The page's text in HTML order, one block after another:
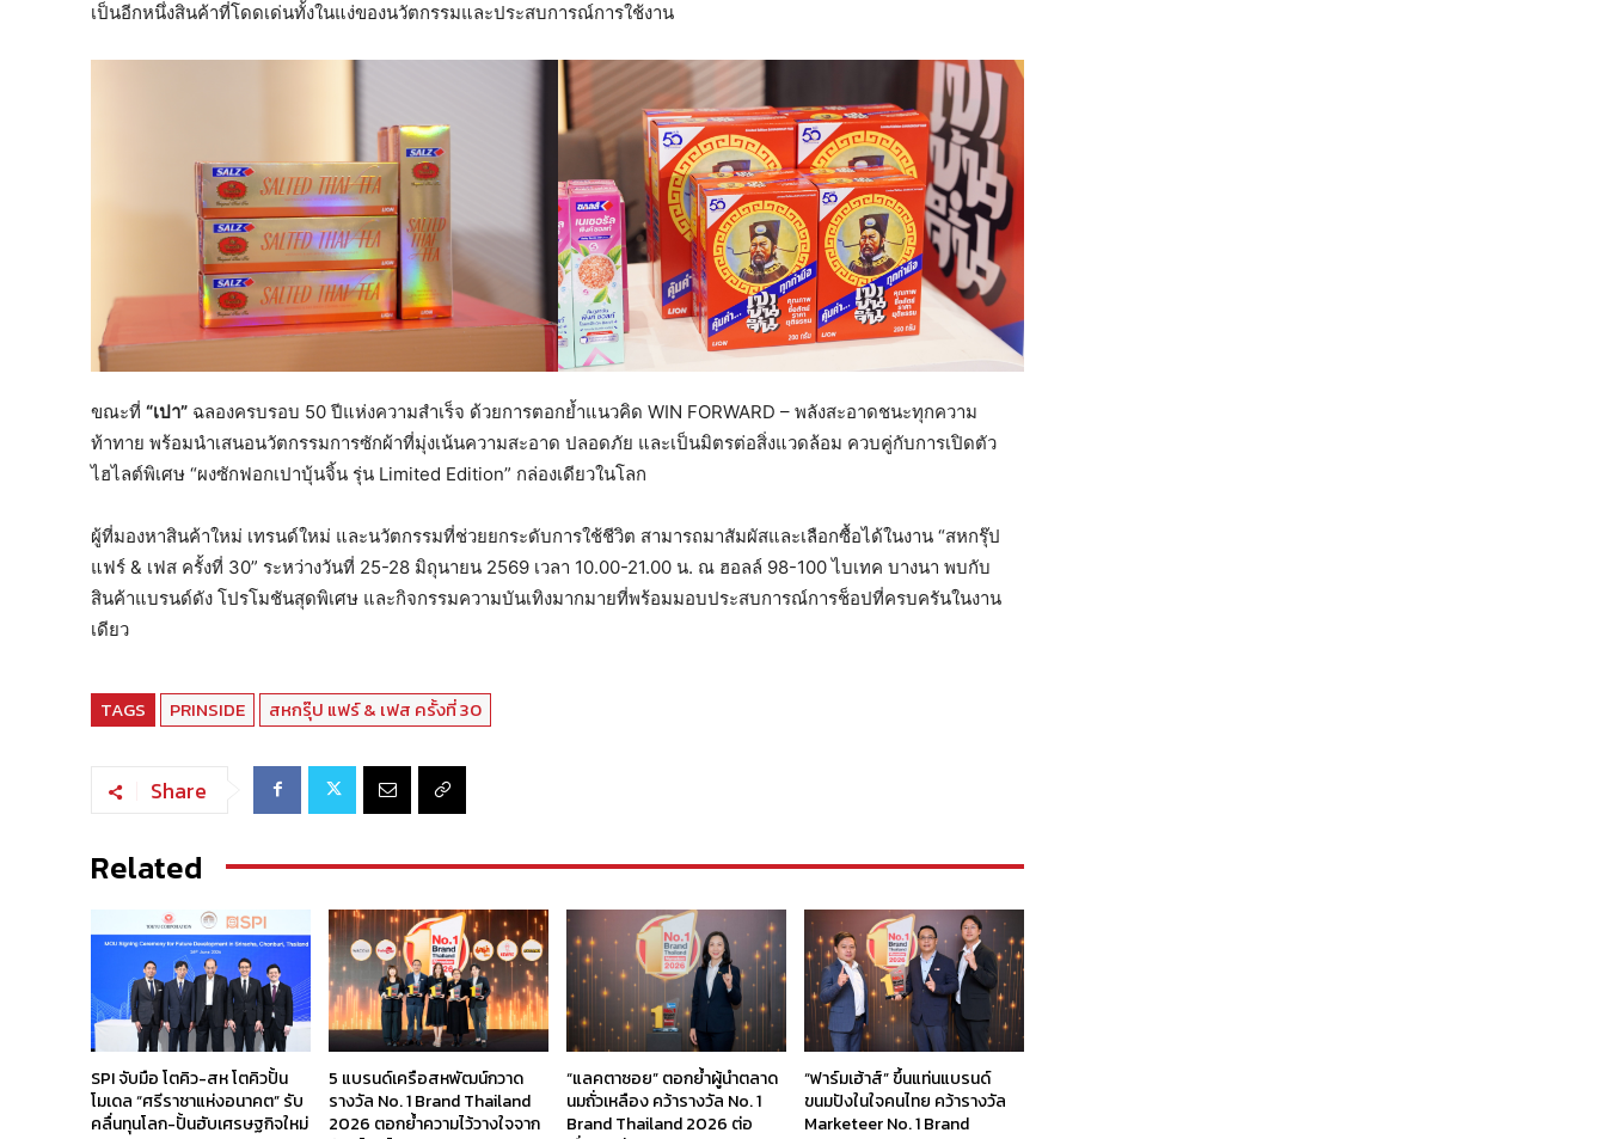
เป็นอีกหนึ่งสินค้าที่โดดเด่นทั้งในแง่ของนวัตกรรมและประสบการณ์การใช้งาน
ขณะที่ “เปา” ฉลองครบรอบ 50 ปีแห่งความสำเร็จ ด้วยการตอกย้ำแนวคิด WIN FORWARD – พลังสะอาดชนะทุกความ
ท้าทาย พร้อมนำเสนอนวัตกรรมการซักผ้าที่มุ่งเน้นความสะอาด ปลอดภัย และเป็นมิตรต่อสิ่งแวดล้อม ควบคู่กับการเปิดตัว
ไฮไลต์พิเศษ “ผงซักฟอกเปาบุ้นจิ้น รุ่น Limited Edition” กล่องเดียวในโลก
ผู้ที่มองหาสินค้าใหม่ เทรนด์ใหม่ และนวัตกรรมที่ช่วยยกระดับการใช้ชีวิต สามารถมาสัมผัสและเลือกซื้อได้ในงาน “สหกรุ๊ป
แฟร์ & เฟส ครั้งที่ 30” ระหว่างวันที่ 25-28 มิถุนายน 2569 เวลา 10.00-21.00 น. ณ ฮอลล์ 98-100 ไบเทค บางนา พบกับ
สินค้าแบรนด์ดัง โปรโมชันสุดพิเศษ และกิจกรรมความบันเทิงมากมายที่พร้อมมอบประสบการณ์การช็อปที่ครบครันในงาน
เดียว
TAGS PRINSIDE สหกรุ๊ป แฟร์ & เฟส ครั้งที่ 30
Share
Related
SPI จับมือ โตคิว-สห โตคิวปั้น
โมเดล “ศรีราชาแห่งอนาคต” รับ
คลื่นทุนโลก-ปั้นฮับเศรษฐกิจใหม่
5 แบรนด์เครือสหพัฒน์กวาด
รางวัล No. 1 Brand Thailand
2026 ตอกย้ำความไว้วางใจจาก
“แลคตาซอย” ตอกย้ำผู้นำตลาด
นมถั่วเหลือง คว้ารางวัล No. 1
Brand Thailand 2026 ต่อ
“ฟาร์มเฮ้าส์” ขึ้นแท่นแบรนด์
ขนมปังในใจคนไทย คว้ารางวัล
Marketeer No. 1 Brand